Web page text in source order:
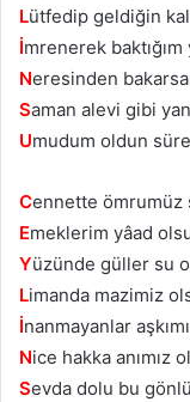
Lütfedip geldiğin
İmrenerek
Neresinden
Saman alevi gibi
Umudum oldun
Cennette ömrumüz
Emeklerim yâad
Yüzünde güller su
Limanda mazimiz
İnanmayanlar
Nice hakka anımız
Sevda dolu bu